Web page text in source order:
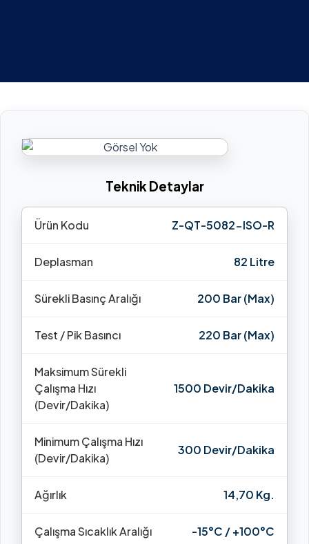
Teknik Detaylar
Ürün Kodu Z-QT-5082-ISO-R
Deplasman 82 Litre
Sürekli Basınç Aralığı 200 Bar (Max)
Test / Pik Basıncı 220 Bar (Max)
Maksimum Sürekli
Çalışma Hızı
(Devir/Dakika)
1500 Devir/Dakika
Minimum Çalışma Hızı
(Devir/Dakika)
300 Devir/Dakika
Ağırlık 14,70 Kg.
Çalışma Sıcaklık Aralığı -15°C / +100°C